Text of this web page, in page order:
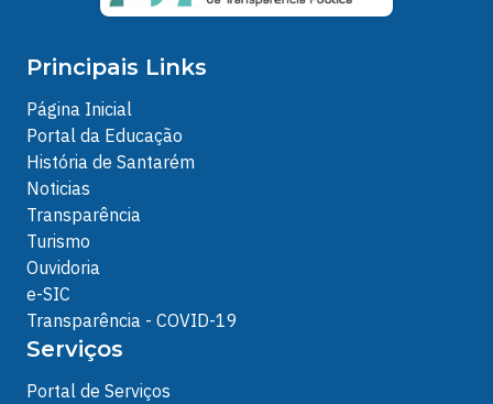
Principais Links
Página Inicial
Portal da Educação
História de Santarém
Noticias
Transparência
Turismo
Ouvidoria
e-SIC
Transparência - COVID-19
Serviços
Portal de Serviços